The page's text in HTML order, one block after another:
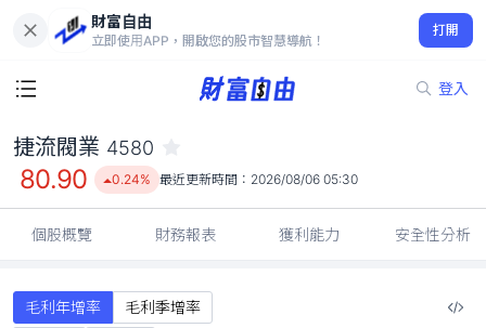
財富自由
立即使用APP，開啟您的股市智慧導航！
打開
登入
80.90
0.24%
捷流閥業 4580
80.90 0.24% 最近更新時間： 2026/08/06 05:30
個股概覽 財務報表 獲利能力 安全性分析
毛利年增率 毛利季增率